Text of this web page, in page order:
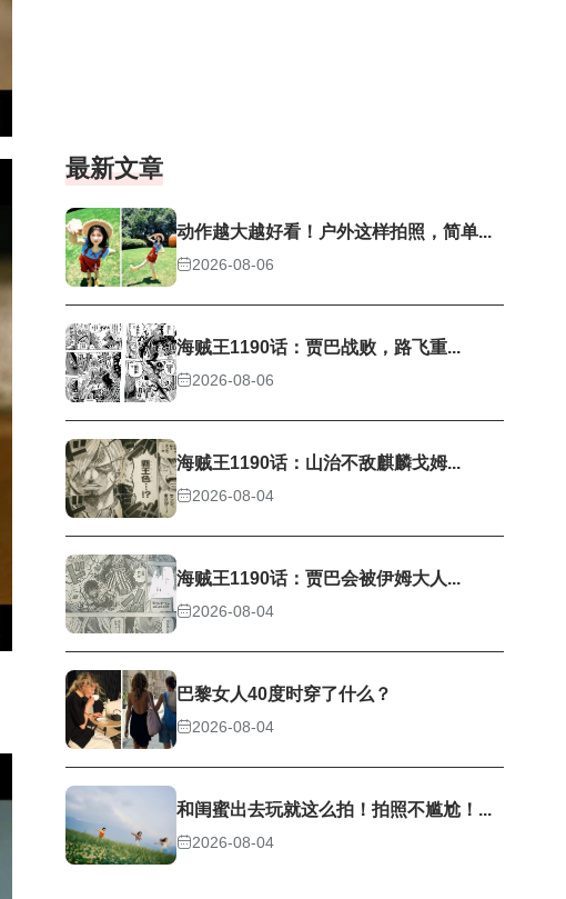
最新文章
动作越大越好看！户外这样拍照，简单...
2026-08-06
海贼王1190话：贾巴战败，路飞重...
2026-08-06
海贼王1190话：山治不敌麒麟戈姆...
2026-08-04
海贼王1190话：贾巴会被伊姆大人...
2026-08-04
巴黎女人40度时穿了什么？
2026-08-04
和闺蜜出去玩就这么拍！拍照不尴尬！...
2026-08-04